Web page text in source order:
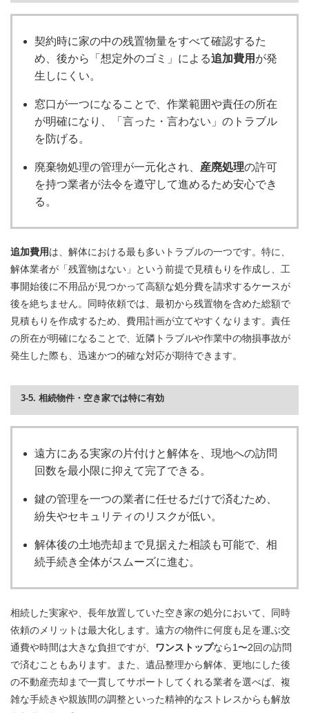
契約時に家の中の残置物量をすべて確認するた
め、後から「想定外のゴミ」による追加費用 が発
生しにくい。
窓口が一つになることで、作業範囲や責任の所在
が明確になり、「言った・言わない」のトラブル
を防げる。
廃棄物処理の管理が一元化され、 産廃処理の許可
を持つ業者が法令を遵守して進めるため安心でき
る。
追加費用は、解体における最も多いトラブルの一つです。特に、
解体業者が「残置物はない」という前提で見積もりを作成し、工
事開始後に不用品が見つかって高額な処分費を請求するケースが
後を絶ちません。同時依頼では、最初から残置物を含めた総額で
見積もりを作成するため、費用計画が立てやすくなります。責任
の所在が明確になることで、近隣トラブルや作業中の物損事故が
発生した際も、迅速かつ的確な対応が期待できます。
3-5. 相続物件・空き家では特に有効
遠方にある実家の片付けと解体を、現地への訪問
回数を最小限に抑えて完了できる。
鍵の管理を一つの業者に任せるだけで済むため、
紛失やセキュリティのリスクが低い。
解体後の土地売却まで見据えた相談も可能で、相
続手続き全体がスムーズに進む。
相続した実家や、長年放置していた空き家の処分において、同時
依頼のメリットは最大化します。遠方の物件に何度も足を運ぶ交
通費や時間は大きな負担ですが、
ワンストップなら1〜2回の訪問
で済むこともあります。また、遺品整理から解体、更地にした後
の不動産売却まで一貫してサポートしてくれる業者を選べば、複
雑な手続きや親族間の調整といった精神的なストレスからも解放